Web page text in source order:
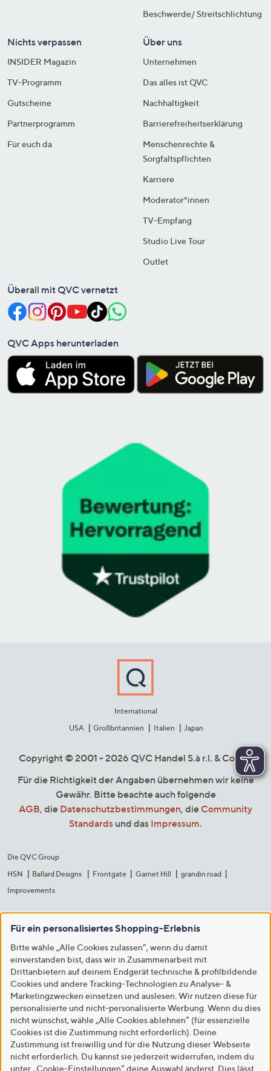
Beschwerde/ Streitschlichtung
Nichts verpassen
INSIDER Magazin
TV-Programm
Gutscheine
Partnerprogramm
Für euch da
Über uns
Unternehmen
Das alles ist QVC
Nachhaltigkeit
Barrierefreiheitserklärung
Menschenrechte &
Sorgfaltspflichten
Karriere
Moderator*innen
TV-Empfang
Studio Live Tour
Outlet
Überall mit QVC vernetzt
QVC Apps herunterladen
International
USA
Großbritannien Italien Japan
Copyright © 2001 - 2026 QVC Handel S.à r.l. & Co. KG
Für die Richtigkeit der Angaben übernehmen wir keine
Gewähr. Bitte beachte auch folgende
AGB, die Datenschutzbestimmungen, die Community
Standards und das Impressum.
Die QVC Group
HSN
Ballard Designs Frontgate Garnet Hill
grandin road
Improvements
Für ein personalisiertes Shopping-Erlebnis
Bitte wähle „Alle Cookies zulassen“, wenn du damit
einverstanden bist, dass wir in Zusammenarbeit mit
Drittanbietern auf deinem Endgerät technische & profilbildende
Cookies und andere Tracking-Technologien zu Analyse- &
Marketingzwecken einsetzen und auslesen. Wir nutzen diese für
personalisierte und nicht-personalisierte Werbung. Wenn du dies
nicht wünschst, wähle „Alle Cookies ablehnen“ (für essenzielle
Cookies ist die Zustimmung nicht erforderlich). Deine
Zustimmung ist freiwillig und für die Nutzung dieser Webseite
nicht erforderlich. Du kannst sie jederzeit widerrufen, indem du
unter „Cookie-Einstellungen“ deine Auswahl änderst. Dies lässt